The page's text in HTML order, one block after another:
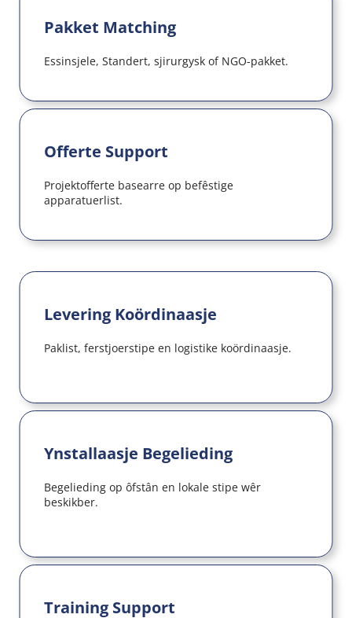
Pakket Matching
Essinsjele, Standert, sjirurgysk of NGO-pakket.
Offerte Support
Projektofferte basearre op befêstige
apparatuerlist.
Levering Koördinaasje
Paklist, ferstjoerstipe en logistike koördinaasje.
Ynstallaasje Begelieding
Begelieding op ôfstân en lokale stipe wêr
beskikber.
Training Support